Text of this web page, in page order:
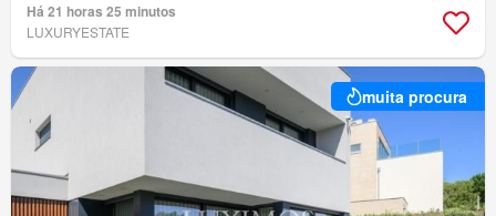
Há 21 horas 25 minutos
LUXURYESTATE
muita procura